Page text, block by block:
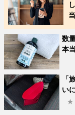
数
本
「
い
★